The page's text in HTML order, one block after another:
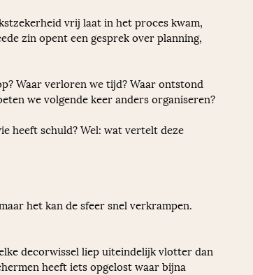
vrij laat in het proces kwam,
zin opent een gesprek over planning,
Waar verloren we tijd? Waar ontstond
we volgende keer anders organiseren?
heeft schuld? Wel: wat vertelt deze
het kan de sfeer snel verkrampen.
decorwissel liep uiteindelijk vlotter dan
heeft iets opgelost waar bijna